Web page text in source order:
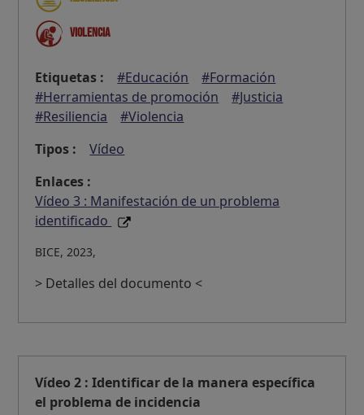
Violencia
Etiquetas : #Educación
#Formación
#Herramientas de promoción
#Justicia
#Resiliencia
#Violencia
Tipos :
Vídeo
Enlaces :
Vídeo 3 : Manifestación de un problema
identificado
BICE, 2023,
> Detalles del documento <
Vídeo 2 : Identificar de la manera específica
el problema de incidencia